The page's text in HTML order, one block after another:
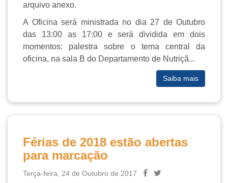
arquivo anexo.
A Oficina será ministrada no dia 27 de Outubro
das 13:00 as 17:00 e será dividida em dois
momentos: palestra sobre o tema central da
oficina, na sala B do Departamento de Nutriçã...
Saiba mais
Férias de 2018 estão abertas
para marcação
Terça-feira, 24 de Outubro de 2017